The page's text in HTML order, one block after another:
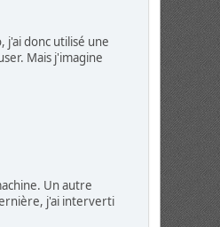
j'ai donc utilisé une
Mais j'imagine
Un autre
j'ai interverti